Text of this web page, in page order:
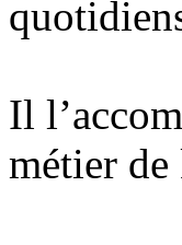
Il
métier de